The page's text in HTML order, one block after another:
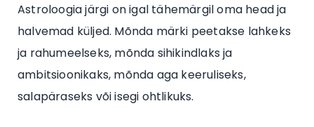
Astroloogia järgi on igal tähemärgil oma head ja
halvemad küljed. Mõnda märki peetakse lahkeks
ja rahumeelseks, mõnda sihikindlaks ja
ambitsioonikaks, mõnda aga keeruliseks,
salapäraseks või isegi ohtlikuks.